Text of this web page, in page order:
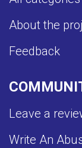
About the
Feedback
Leave a
Write An